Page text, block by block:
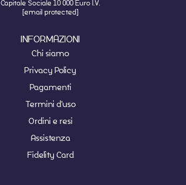
Capitale Sociale 10 000 Euro I.V.
[email protected]
INFORMAZIONI
Chi siamo
Privacy Policy
Pagamenti
Termini d'uso
Ordini e resi
Assistenza
Fidelity Card